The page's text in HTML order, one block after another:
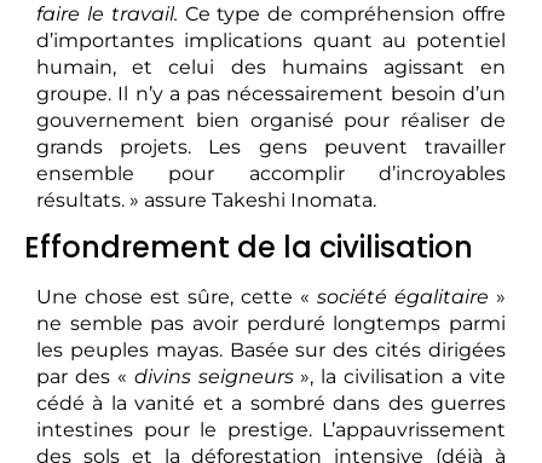
faire le travail. Ce type de compréhension offre
d’importantes implications quant au potentiel
humain, et celui des humains agissant en
groupe. Il n’y a pas nécessairement besoin d’un
gouvernement bien organisé pour réaliser de
grands projets. Les gens peuvent travailler
ensemble pour accomplir d’incroyables
résultats. » assure Takeshi Inomata.
Effondrement de la civilisation
Une chose est sûre, cette « société égalitaire »
ne semble pas avoir perduré longtemps parmi
les peuples mayas. Basée sur des cités dirigées
par des « divins seigneurs», la civilisation a vite
cédé à la vanité et a sombré dans des guerres
intestines pour le prestige. L’appauvrissement
des sols et la déforestation intensive (déjà à